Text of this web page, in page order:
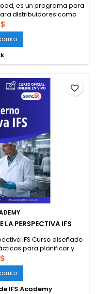
es un programa para
distribuidores como
en el marco
para empresas
seguridad alimentaria,
paso a paso en un
LA PERSPECTIVA IFS
IFS Curso diseñado
para planificar y
en el sistema de
el curso, el participante
de las normas IFS y
dispone IFS para...
IFS Academy
favorite_border